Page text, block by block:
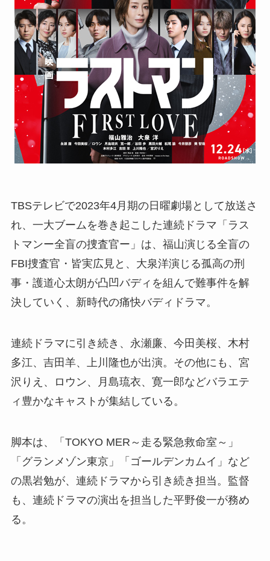
TBSテレビで2023年4月期の日曜劇場として放送さ
れ、一大ブームを巻き起こした連続ドラマ「ラス
トマンー全盲の捜査官ー」は、福山演じる全盲の
FBI捜査官・皆実広見と、大泉洋演じる孤高の刑
事・護道心太朗が凸凹バディを組んで難事件を解
決していく、新時代の痛快バディドラマ。
連続ドラマに引き続き、永瀬廉、今田美桜、木村
多江、吉田羊、上川隆也が出演。その他にも、宮
沢りえ、ロウン、月島琉衣、寛一郎などバラエテ
ィ豊かなキャストが集結している。
脚本は、「TOKYO MER～走る緊急救命室～」
「グランメゾン東京」「ゴールデンカムイ」など
の黒岩勉が、連続ドラマから引き続き担当。監督
も、連続ドラマの演出を担当した平野俊一が務め
る。